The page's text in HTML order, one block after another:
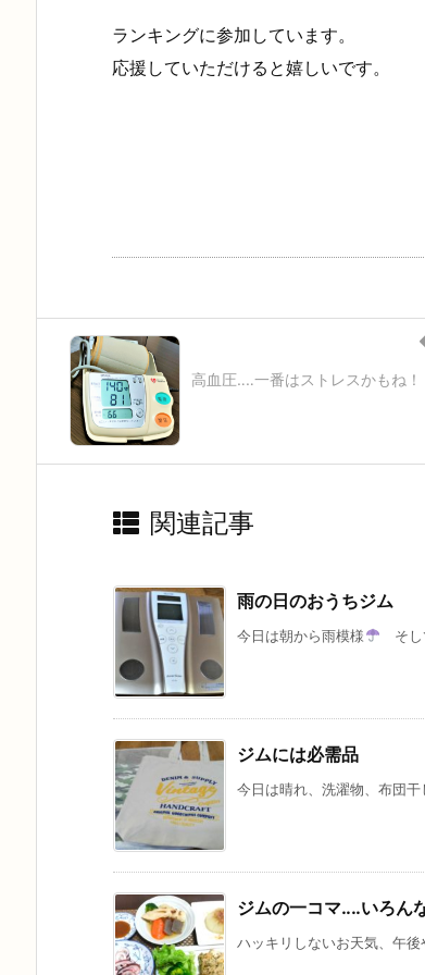
ランキングに参加しています。
応援していただけると嬉しいです。
高血圧‥‥一番はストレスかもね！
関連記事
雨の日のおうちジム
今日は朝から雨模様 そし
ジムには必需品
今日は晴れ、洗濯物、布団
ジムの一コマ‥‥いろん
ハッキリしないお天気、午